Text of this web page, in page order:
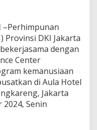
–Perhimpunan
Provinsi DKI Jakarta
dengan
Center
kemanusiaan
di Aula Hotel
Jakarta
2024, Senin